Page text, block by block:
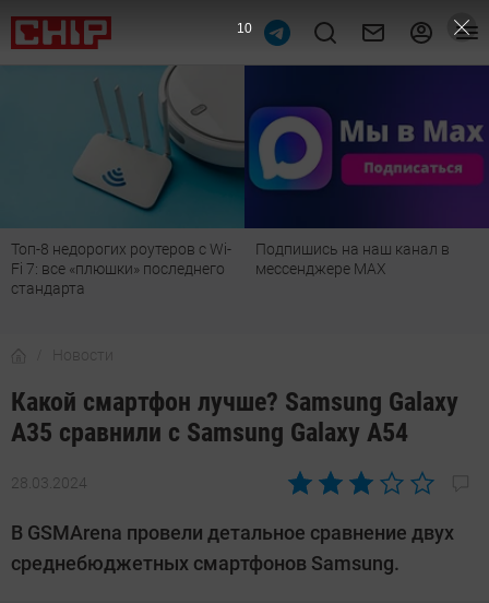
Топ-8 недорогих роутеров с Wi-
Fi 7: все «плюшки» последнего
стандарта
Подпишись на наш канал в
мессенджере МАХ
Новости
Какой смартфон лучше? Samsung Galaxy
A35 сравнили с Samsung Galaxy A54
28.03.2024
Автор:
Калашников
В GSMArena провели детальное сравнение двух
среднебюджетных смартфонов Samsung.
9